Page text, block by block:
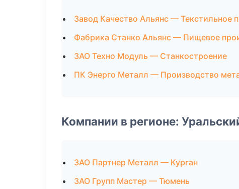
Завод Качество Альянс — Текстильное
Фабрика Станко Альянс — Пищевое
ЗАО Техно Модуль — Станкостроение
ПК Энерго Металл — Производство
Компании в регионе:
ЗАО Партнер Металл — Курган
ЗАО Групп Мастер — Тюмень